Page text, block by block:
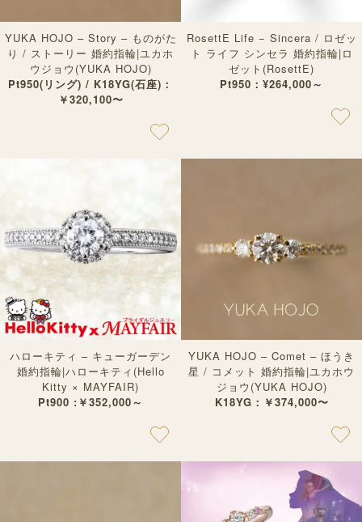
YUKA HOJO – Story – ものがた
り / ストーリー 婚約指輪|ユカホ
ウジョウ(YUKA HOJO)
Pt950(リング) / K18YG(石座)：
￥320,100〜
RosettE Life − Sincera / ロゼッ
ト ライフ シンセラ 婚約指輪|ロ
ゼット(RosettE)
Pt950：¥264,000～
ハローキティ – キューガーデン
婚約指輪|ハローキティ(Hello
Kitty × MAYFAIR)
Pt900 :￥352,000～
YUKA HOJO – Comet – ほうき
星 / コメット 婚約指輪|ユカホウ
ジョウ(YUKA HOJO)
K18YG：￥374,000〜